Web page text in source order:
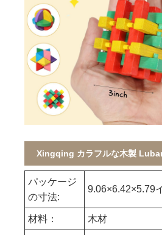
Xingqing カラフルな木製
パッケージ
の寸法:
9.06×6.42×5.79
材料： 木材